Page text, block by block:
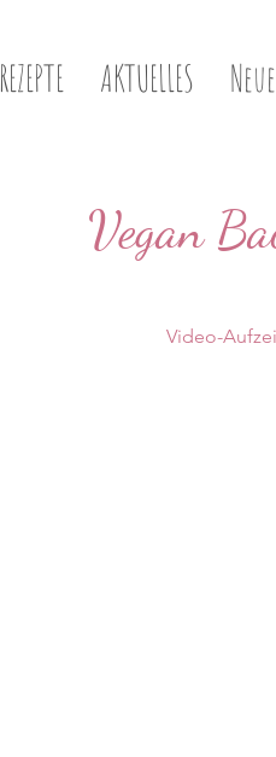
REZEPTE AKTUELLES
Vegan
Video-